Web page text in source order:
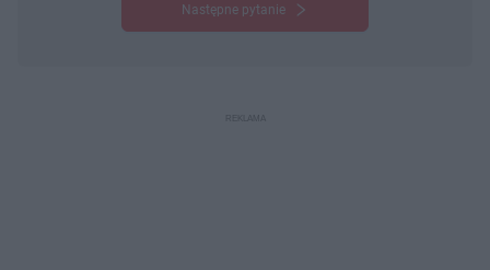
Następne pytanie